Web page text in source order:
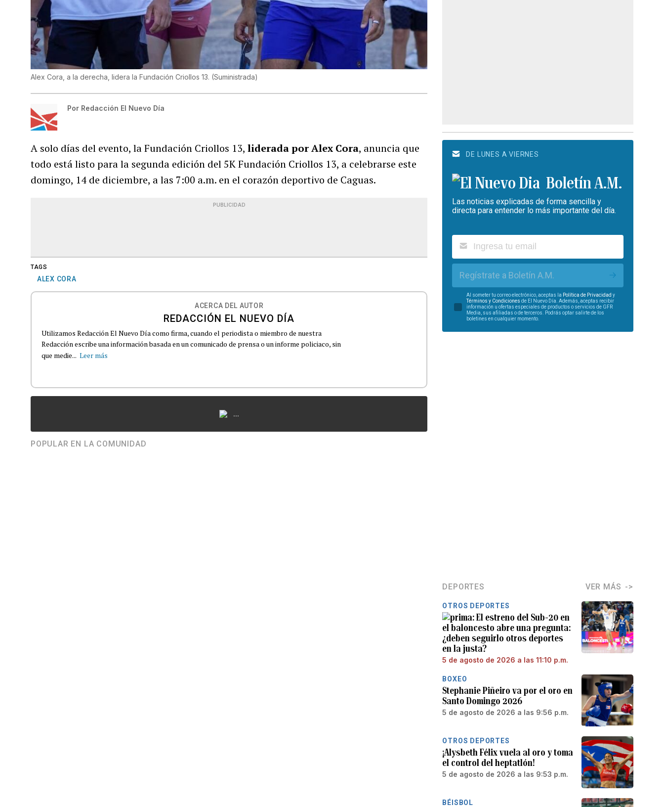
Alex Cora, a la derecha, lidera la Fundación Criollos 13. (Suministrada)
Por Redacción El Nuevo Día
A solo días del evento, la Fundación Criollos 13,liderada por Alex Cora, anuncia que
todo está listo para la segunda edición del 5K Fundación Criollos 13, a celebrarse este
domingo, 14 de diciembre, a las 7:00 a.m. en el corazón deportivo de Caguas.
PUBLICIDAD
TAGS
ALEX CORA
ACERCA DEL AUTOR
REDACCIÓN EL NUEVO DÍA
Utilizamos Redacción El Nuevo Día como firma, cuando el periodista o miembro de nuestra
Redacción escribe una información basada en un comunicado de prensa o un informe policiaco, sin
que medie... Leer más
...
POPULAR EN LA COMUNIDAD
DE LUNES A VIERNES
Boletín A.M.
Las noticias explicadas de forma sencilla y
directa para entender lo más importante del día.
Regístrate a Boletín A.M.
Al someter tu correo electrónico, aceptas la Política de Privacidad y
Términos y Condiciones de El Nuevo Día. Además, aceptas recibir
información u ofertas especiales de productos o servicios de GFR
Media, sus afiliadas o de terceros. Podrás optar salirte de los
boletines en cualquier momento.
DEPORTES VER MÁS
OTROS DEPORTES
El estreno del Sub-20 en
el baloncesto abre una pregunta:
¿deben seguirlo otros deportes
en la justa?
5 de agosto de 2026 a las 11:10 p.m.
BOXEO
Stephanie Piñeiro va por el oro en
Santo Domingo 2026
5 de agosto de 2026 a las 9:56 p.m.
OTROS DEPORTES
¡Alysbeth Félix vuela al oro y toma
el control del heptatlón!
5 de agosto de 2026 a las 9:53 p.m.
BÉISBOL